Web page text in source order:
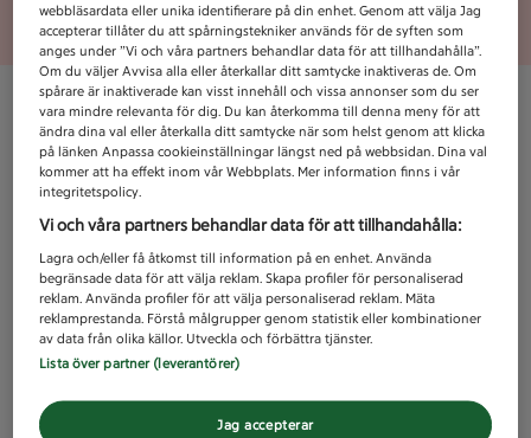
Unknown error
webbläsardata eller unika identifierare på din enhet. Genom att välja Jag
accepterar tillåter du att spårningstekniker används för de syften som
anges under ”Vi och våra partners behandlar data för att tillhandahålla”.
Om du väljer Avvisa alla eller återkallar ditt samtycke inaktiveras de. Om
spårare är inaktiverade kan visst innehåll och vissa annonser som du ser
vara mindre relevanta för dig. Du kan återkomma till denna meny för att
ändra dina val eller återkalla ditt samtycke när som helst genom att klicka
på länken Anpassa cookieinställningar längst ned på webbsidan. Dina val
kommer att ha effekt inom vår Webbplats. Mer information finns i vår
integritetspolicy.
Vi och våra partners behandlar data för att tillhandahålla:
Lagra och/eller få åtkomst till information på en enhet. Använda
begränsade data för att välja reklam. Skapa profiler för personaliserad
reklam. Använda profiler för att välja personaliserad reklam. Mäta
reklamprestanda. Förstå målgrupper genom statistik eller kombinationer
av data från olika källor. Utveckla och förbättra tjänster.
Lista över partner (leverantörer)
Jag accepterar